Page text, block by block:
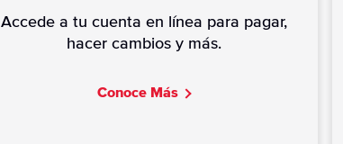
Accede a tu cuenta en línea para pagar,
hacer cambios y más.
Conoce Más